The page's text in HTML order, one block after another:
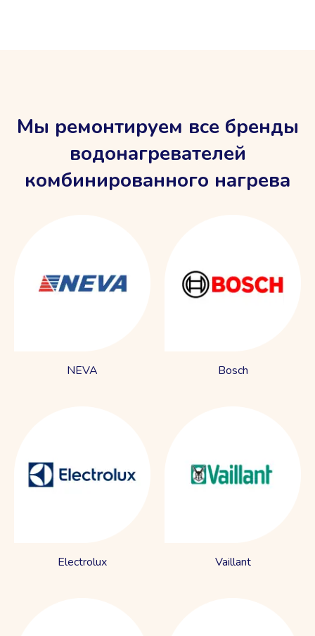
Мы ремонтируем все бренды
водонагревателей
комбинированного нагрева
NEVA Bosch
Electrolux Vaillant